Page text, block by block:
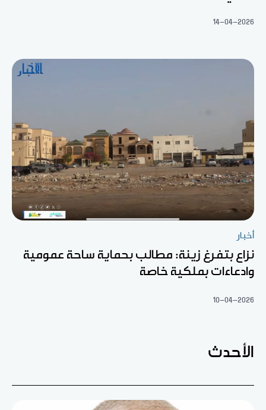
14-04-2026
أخبار
نزاع بتفرغ زينة: مطالب بحماية ساحة عمومية
وادعاءات بملكية خاصة
10-04-2026
الأحدث